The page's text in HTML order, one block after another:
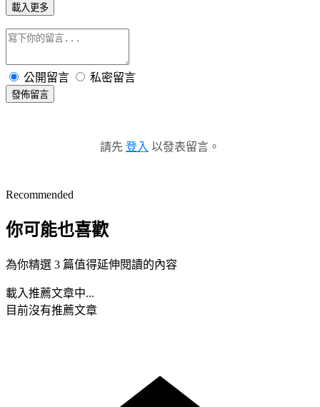
載入更多
公開留言 私密留言
發佈留言
請先 登入 以發表留言。
Recommended
你可能也喜歡
為你精選 3 篇值得延伸閱讀的內容
載入推薦文章中...
目前沒有推薦文章